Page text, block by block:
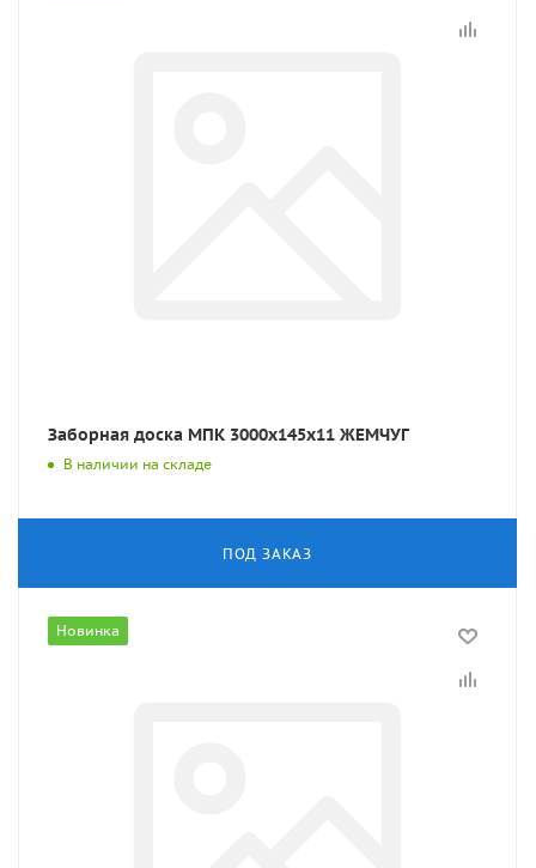
Заборная доска МПК 3000x145x11 ЖЕМЧУГ
В наличии на складе
ПОД ЗАКАЗ
Новинка